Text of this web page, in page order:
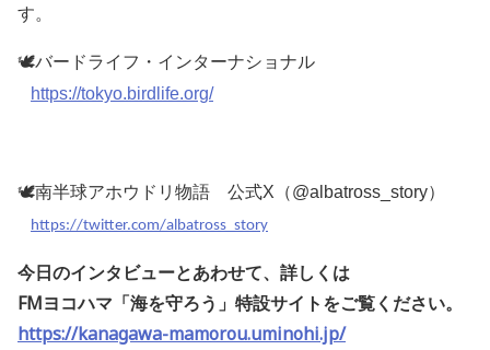
す。
🕊バードライフ・インターナショナル
https://tokyo.birdlife.org/
🕊南半球アホウドリ物語 公式X（@albatross_story）
https://twitter.com/albatross_story
今日のインタビューとあわせて、詳しくは
FMヨコハマ「海を守ろう」特設サイトをご覧ください。
https://kanagawa-mamorou.uminohi.jp/